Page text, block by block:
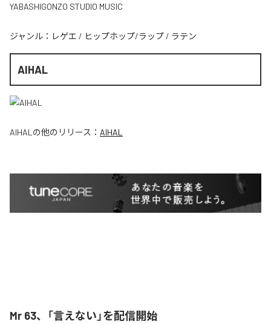
YABASHIGONZO STUDIO MUSIC
ジャンル： レゲエ / ヒップホップ/ラップ / ラテン
AIHAL
AIHAL の他のリリース： AIHAL
Mr 63、「言えない」を配信開始